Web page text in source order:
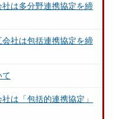
は多分野連携協定を締
社は包括連携協定を締
て
は「包括的連携協定」